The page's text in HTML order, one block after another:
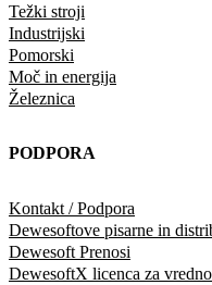
Težki stroji
Industrijski
Pomorski
Moč in energija
Železnica
PODPORA
Kontakt / Podpora
Dewesoftove pisarne in
Dewesoft Prenosi
DewesoftX licenca za